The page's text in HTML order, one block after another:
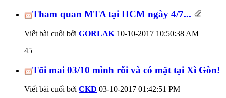
Tham quan MTA tại HCM ngày 4/7...
Viết bài cuối bởi GORLAK 10-10-2017 10:50:38 AM
45
Tối mai 03/10 mình rỗi và có mặt tại Xì Gòn!
Viết bài cuối bởi CKD 03-10-2017 01:42:51 PM